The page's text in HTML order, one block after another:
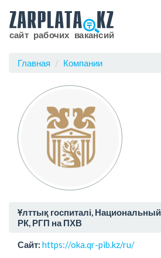
Главная Компании
Ұлттық госпиталі,
РК, РГП на ПХВ
Сайт: https://oka.qr-pib.kz/ru/